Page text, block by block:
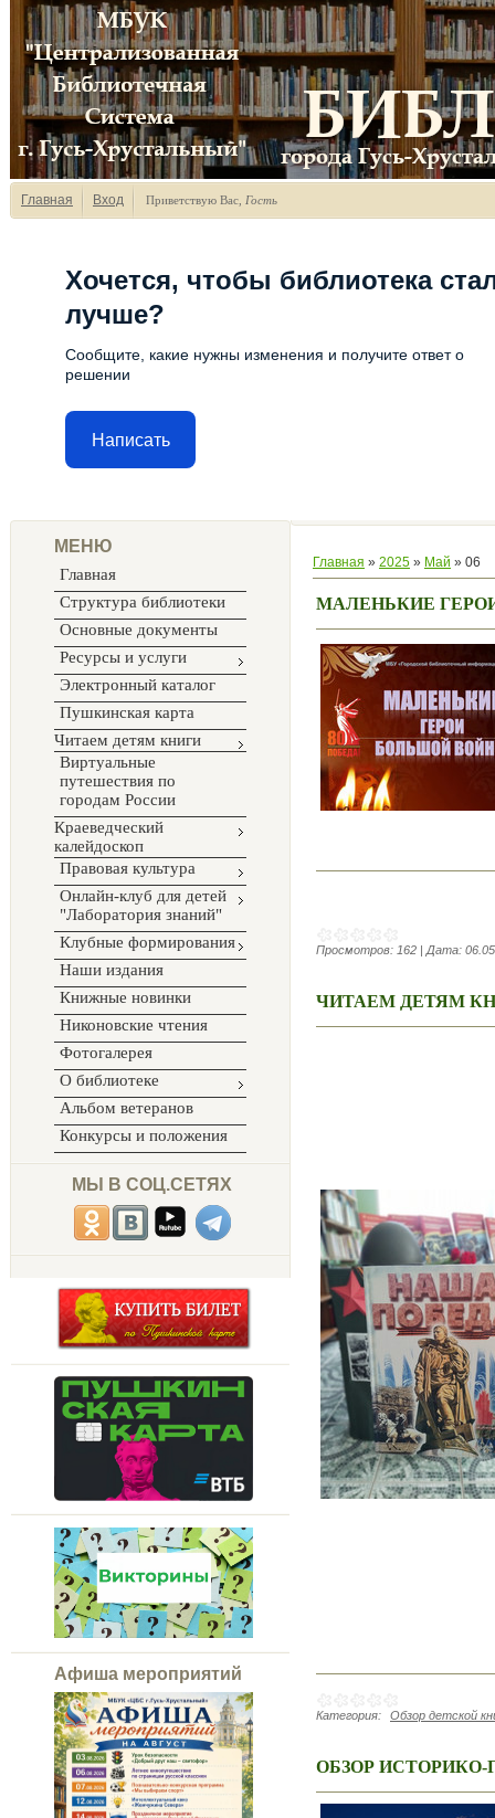
Главная Вход Приветствую Вас Гость
Хочется, чтобы библиотека
лучше?
Сообщите, какие нужны изменения и получите ответ о
решении
Написать
МЕНЮ
Главная
Структура библиотеки
Основные документы
Ресурсы и услуги
Электронный каталог
Пушкинская карта
Читаем детям книги
Виртуальные
путешествия по
городам России
Краеведческий
калейдоскоп
Правовая культура
Онлайн-клуб для детей
"Лаборатория знаний"
Клубные формирования
Наши издания
Книжные новинки
Никоновские чтения
Фотогалерея
О библиотеке
Альбом ветеранов
Конкурсы и положения
МЫ В СОЦ.СЕТЯХ
Афиша мероприятий
Главная » 2025 » Май » 06
МАЛЕНЬКИЕ
Просмотров: 162 | Дата:
ЧИТАЕМ ДЕТЯМ
Категория: Обзор детской
ОБЗОР